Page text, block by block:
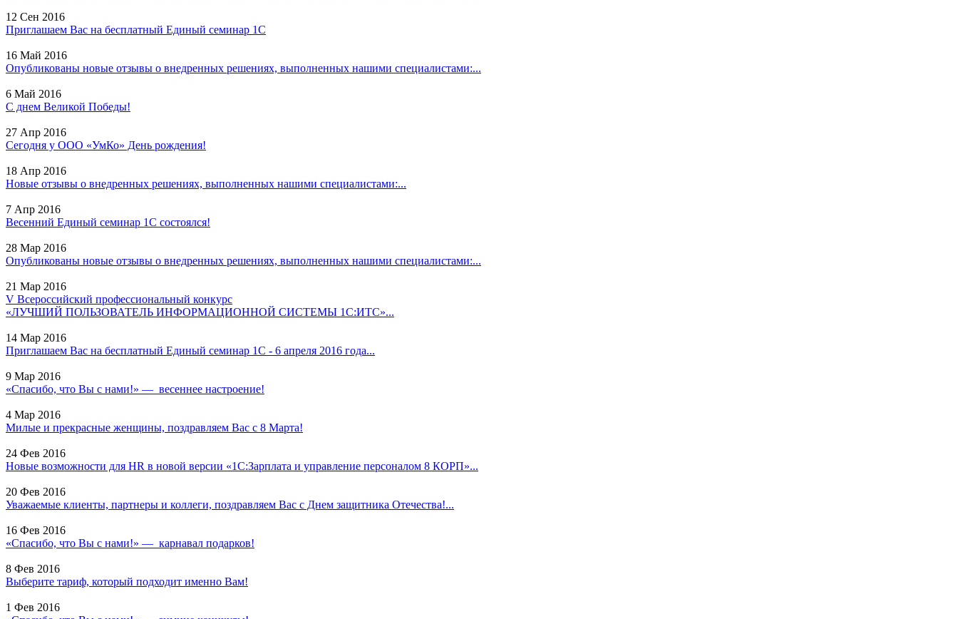
12 Сен 2016
Приглашаем Вас на бесплатный Единый семинар 1С
16 Май 2016
Опубликованы новые отзывы о внедренных решениях, выполненных нашими специалистами:...
6 Май 2016
С днем Великой Победы!
27 Апр 2016
Сегодня у ООО «УмКо» День рождения!
18 Апр 2016
Новые отзывы о внедренных решениях, выполненных нашими специалистами:...
7 Апр 2016
Весенний Единый семинар 1С состоялся!
28 Мар 2016
Опубликованы новые отзывы о внедренных решениях, выполненных нашими специалистами:...
21 Мар 2016
V Всероссийский профессиональный конкурс
«ЛУЧШИЙ ПОЛЬЗОВАТЕЛЬ ИНФОРМАЦИОННОЙ СИСТЕМЫ 1С:ИТС»...
14 Мар 2016
Приглашаем Вас на бесплатный Единый семинар 1С - 6 апреля 2016 года...
9 Мар 2016
«Спасибо, что Вы с нами!» — весеннее настроение!
4 Мар 2016
Милые и прекрасные женщины, поздравляем Вас с 8 Марта!
24 Фев 2016
Новые возможности для HR в новой версии «1С:Зарплата и управление персоналом 8 КОРП»...
20 Фев 2016
Уважаемые клиенты, партнеры и коллеги, поздравляем Вас с Днем защитника Отечества!...
16 Фев 2016
«Спасибо, что Вы с нами!» — карнавал подарков!
8 Фев 2016
Выберите тариф, который подходит именно Вам!
1 Фев 2016